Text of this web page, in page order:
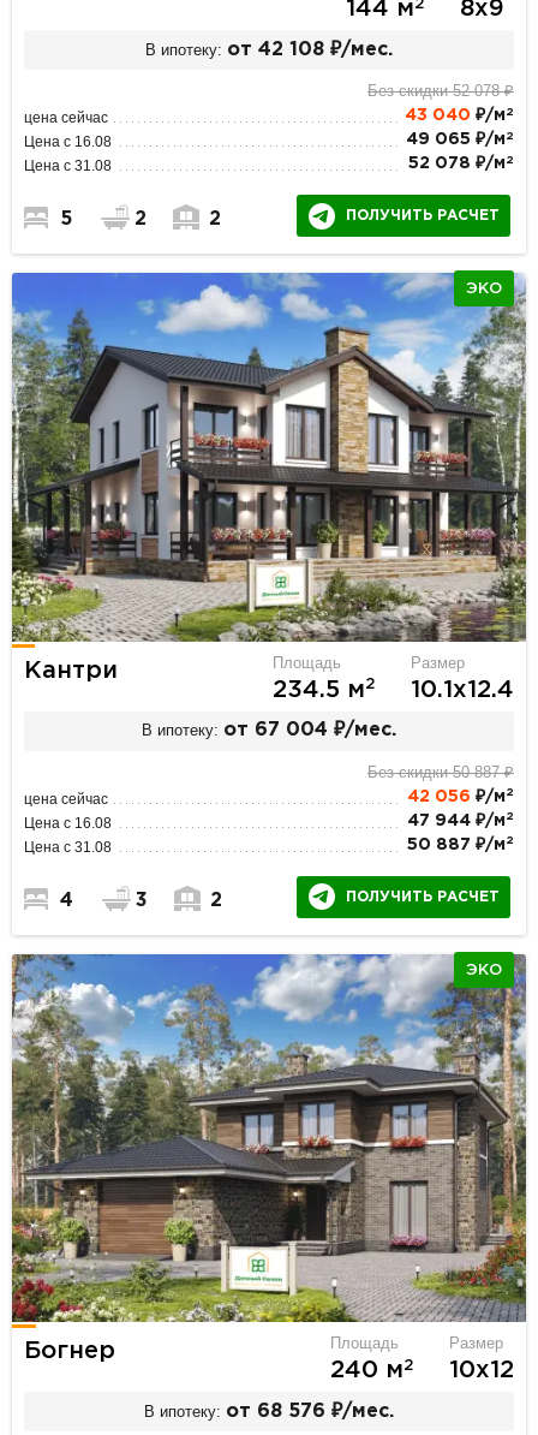
144 м2 8х9
В ипотеку: от 42 108 ₽/мес.
Без скидки 52 078 ₽
цена сейчас 43 040 ₽/м 2
Цена с 16.08 49 065 ₽/м 2
Цена с 31.08 52 078 ₽/м 2
5 2 2 ПОЛУЧИТЬ РАСЧЕТ
ЭКО
Кантри Площадь
234.5 м2
Размер
10.1х12.4
В ипотеку: от 67 004 ₽/мес.
Без скидки 50 887 ₽
цена сейчас 42 056 ₽/м 2
Цена с 16.08 47 944 ₽/м 2
Цена с 31.08 50 887 ₽/м 2
4 3 2 ПОЛУЧИТЬ РАСЧЕТ
ЭКО
Богнер Площадь
240 м2
Размер
10х12
В ипотеку: от 68 576 ₽/мес.